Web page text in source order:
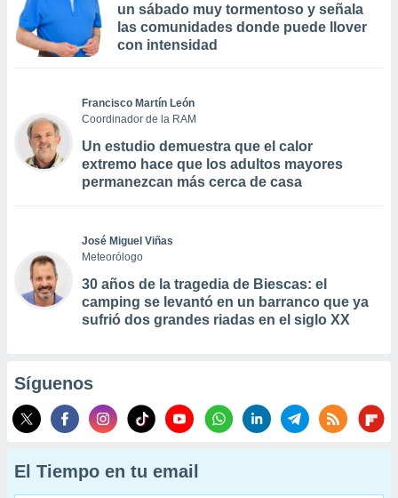
un sábado muy tormentoso y señala
las comunidades donde puede llover
con intensidad
Francisco Martín León
Coordinador de la RAM
Un estudio demuestra que el calor
extremo hace que los adultos mayores
permanezcan más cerca de casa
José Miguel Viñas
Meteorólogo
30 años de la tragedia de Biescas: el
camping se levantó en un barranco que ya
sufrió dos grandes riadas en el siglo XX
Síguenos
El Tiempo en tu email